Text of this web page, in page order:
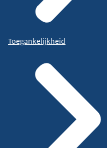
Toegankelijkheid